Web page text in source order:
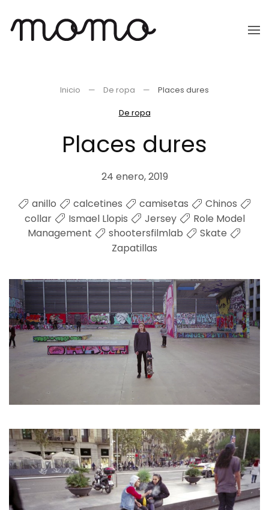
Ir
Inicio De ropa
Places dures
De ropa
Places dures
24 enero, 2019
anillo
calcetines camisetas
Chinos
collar
Ismael Llopis Jersey
Role Model
Management
shootersfilmlab
Skate
Zapatillas